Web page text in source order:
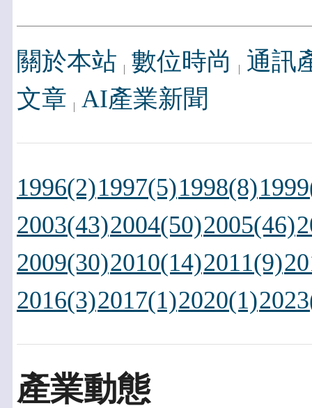
關於本站 數位時尚
通訊
文章 AI產業新聞
1996(2)1997(5)1998(8)
2003(43)2004(50)2005(46)
2009(30)2010(14)2011(9)
2016(3)2017(1)2020(1)
產業動態